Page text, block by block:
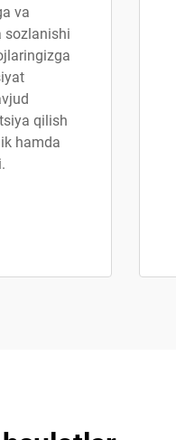
va
sozlanishi
qilish
hamda